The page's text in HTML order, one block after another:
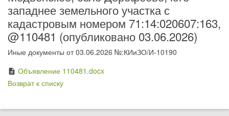
западнее земельного участка с
кадастровым номером 71:14:020607:163,
@110481 (опубликовано 03.06.2026)
Иные документы от 03.06.2026 №:КИиЗО/И-10190
description Объявление 110481.docx
Возврат к списку